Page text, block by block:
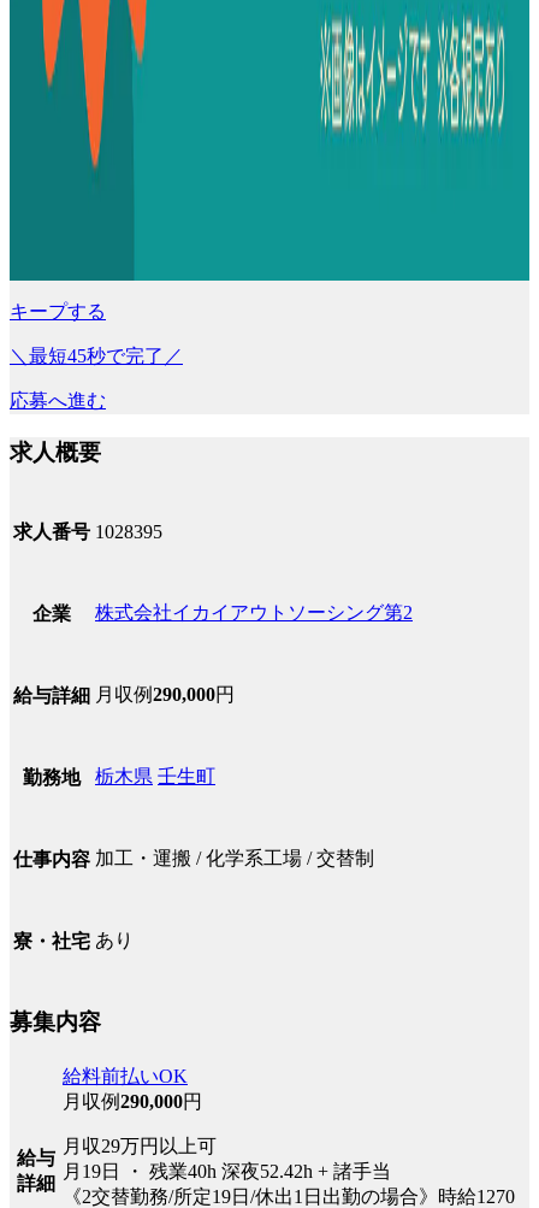
キープする
＼最短45秒で完了／
応募へ進む
求人概要
求人番号 1028395
企業 株式会社イカイアウトソーシング第2
給与詳細 月収例290,000円
勤務地 栃木県 壬生町
仕事内容 加工・運搬 / 化学系工場 / 交替制
寮・社宅 あり
募集内容
給与
詳細
給料前払いOK
月収例290,000円
月収29万円以上可
月19日 ・ 残業40h 深夜52.42h + 諸手当
《2交替勤務/所定19日/休出1日出勤の場合》時給1270